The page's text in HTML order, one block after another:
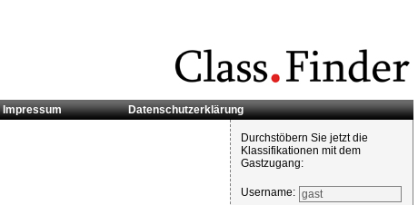
Impressum Datenschutzerklärung
Durchstöbern Sie jetzt die
Klassifikationen mit dem
Gastzugang:
Username: